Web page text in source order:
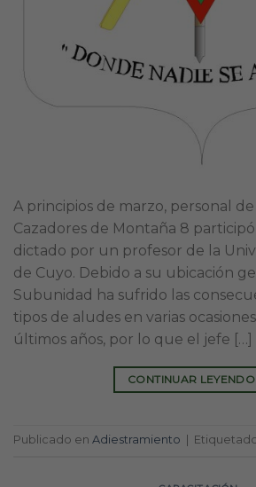
A principios de marzo, personal
Cazadores de Montaña 8
dictado por un profesor de la
de Cuyo. Debido a su ubicación
Subunidad ha sufrido las
tipos de aludes en varias
últimos años, por lo que el jefe […]
CONTINUAR LEYENDO
Publicado en Adiestramiento